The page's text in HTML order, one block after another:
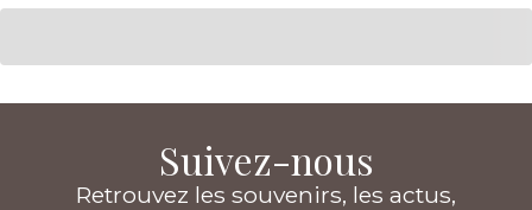
Suivez-nous
Retrouvez les souvenirs, les actus,